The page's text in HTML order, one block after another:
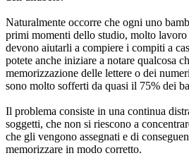
Naturalmente occorre che ogni uno
primi momenti dello studio, molto
devono aiutarli a compiere i compiti a
potete anche iniziare a notare qualcosa
memorizzazione delle lettere o dei
sono molto sofferti da quasi il 75% dei
Il problema consiste in una continua
soggetti, che non si riescono a
che gli vengono assegnati e di
memorizzare in modo corretto.